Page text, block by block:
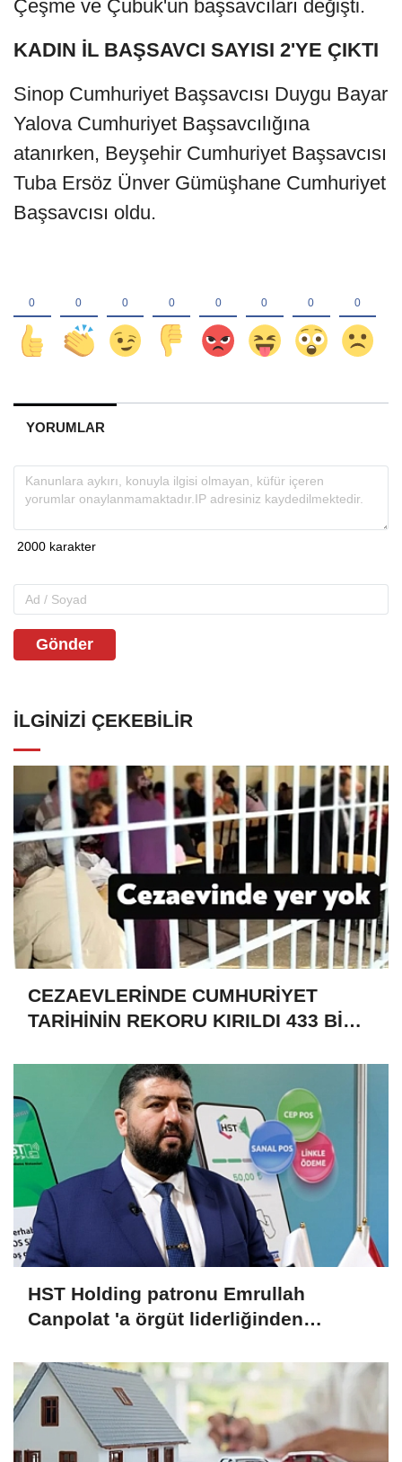
Çeşme ve Çubuk'un başsavcıları değişti.
KADIN İL BAŞSAVCI SAYISI 2'YE ÇIKTI
Sinop Cumhuriyet Başsavcısı Duygu Bayar
Yalova Cumhuriyet Başsavcılığına
atanırken, Beyşehir Cumhuriyet Başsavcısı
Tuba Ersöz Ünver Gümüşhane Cumhuriyet
Başsavcısı oldu.
YORUMLAR
Gönder
İLGINIZI ÇEKEBILIR
CEZAEVLERİNDE CUMHURİYET
TARİHİNİN REKORU KIRILDI 433 BİN
HST Holding patronu Emrullah
Canpolat 'a örgüt liderliğinden
malvarlığına el konuldu